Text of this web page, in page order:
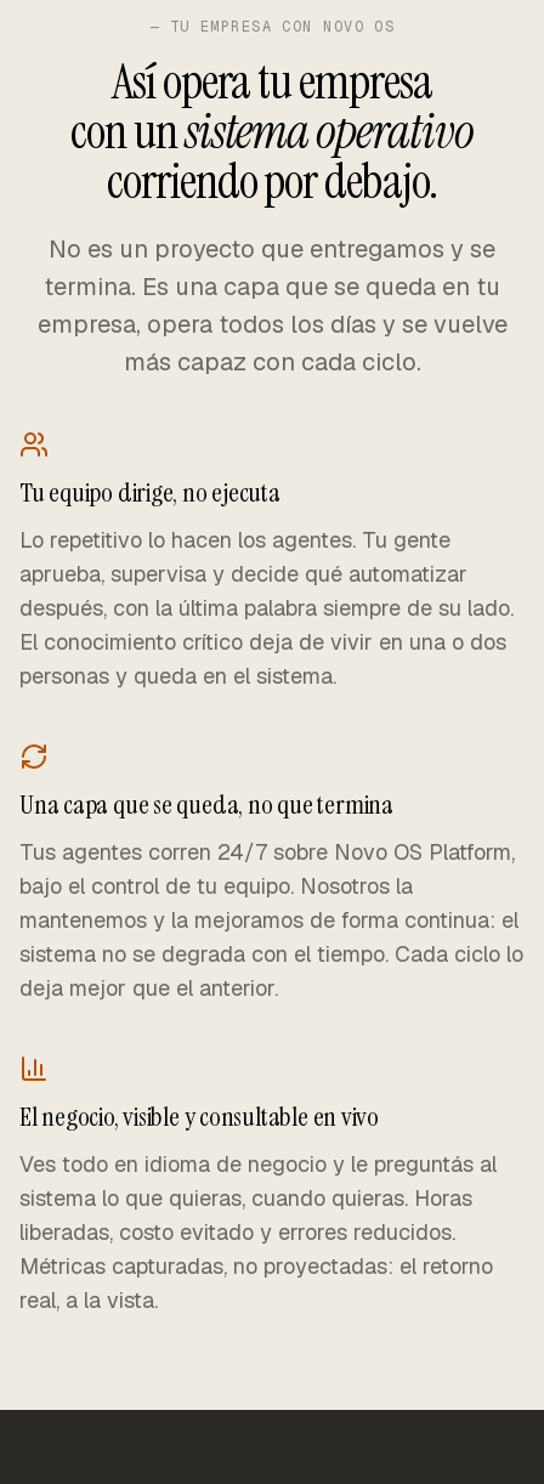
— TU EMPRESA CON NOVO OS
Así opera tu empresa
con unsistema operativo
corriendo por debajo.
No es un proyecto que entregamos y se
termina. Es una capa que se queda en tu
empresa, opera todos los días y se vuelve
más capaz con cada ciclo.
Tu equipo dirige, no ejecuta
Lo repetitivo lo hacen los agentes. Tu gente
aprueba, supervisa y decide qué automatizar
después, con la última palabra siempre de su lado.
El conocimiento crítico deja de vivir en una o dos
personas y queda en el sistema.
Una capa que se queda, no que termina
Tus agentes corren 24/7 sobre Novo OS Platform,
bajo el control de tu equipo. Nosotros la
mantenemos y la mejoramos de forma continua: el
sistema no se degrada con el tiempo. Cada ciclo lo
deja mejor que el anterior.
El negocio, visible y consultable en vivo
Ves todo en idioma de negocio y le preguntás al
sistema lo que quieras, cuando quieras. Horas
liberadas, costo evitado y errores reducidos.
Métricas capturadas, no proyectadas: el retorno
real, a la vista.